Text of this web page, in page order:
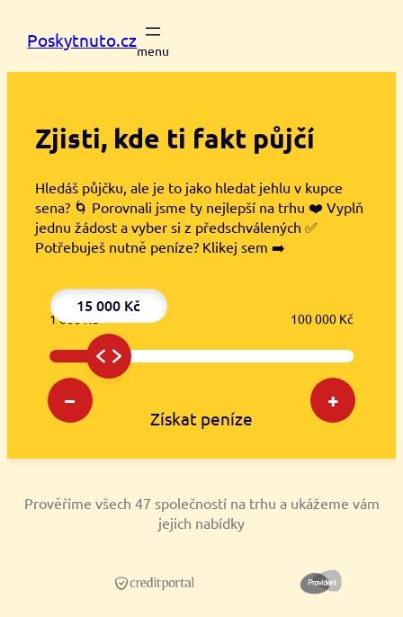
Poskytnuto.cz
Zjisti, kde ti fakt půjčí
Hledáš půjčku, ale je to jako hledat jehlu v kupce
sena? 🌀 Porovnali jsme ty nejlepší na trhu ❤️ Vyplň
jednu žádost a vyber si z předschválených ✅
Potřebuješ nutně peníze? Klikej sem ➡️
15 000 Kč
– +
1 000 Kč 100 000 Kč
Získat peníze
Prověříme všech 47 společností na trhu a ukážeme vám
jejich nabídky